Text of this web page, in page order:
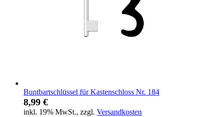
Buntbartschlüssel für Kastenschloss Nr. 184
8,99 €
inkl. 19% MwSt., zzgl. Versandkosten